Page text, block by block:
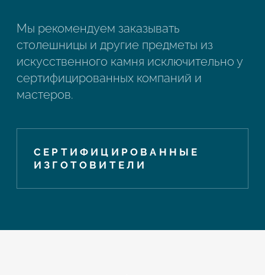
Мы рекомендуем заказывать
столешницы и другие предметы из
искусственного камня исключительно у
сертифицированных компаний и
мастеров.
СЕРТИФИЦИРОВАННЫЕ
ИЗГОТОВИТЕЛИ